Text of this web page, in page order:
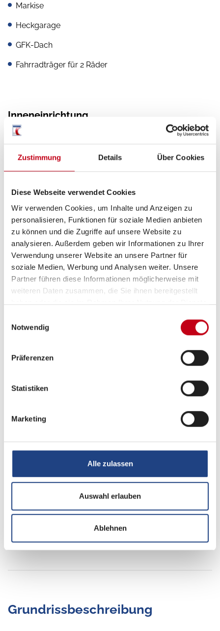
Zustimmung Details Über Cookies
Diese Webseite verwendet Cookies
Wir verwenden Cookies, um Inhalte und Anzeigen zu
personalisieren, Funktionen für soziale Medien anbieten
zu können und die Zugriffe auf unsere Website zu
analysieren. Außerdem geben wir Informationen zu Ihrer
Verwendung unserer Website an unsere Partner für
soziale Medien, Werbung und Analysen weiter. Unsere
Partner führen diese Informationen möglicherweise mit
weiteren Daten zusammen, die Sie ihnen bereitgestellt
haben oder die sie im Rahmen Ihrer Nutzung der Dienste
Notwendig
Präferenzen
Statistiken
Marketing
Alle zulassen
Auswahl erlauben
Ablehnen
Markise
Heckgarage
GFK-Dach
Fahrradträger für 2 Räder
Inneneinrichtung
Bettverbreiterung
Multimedia
Internetrouter
TV
SAT-Anlage
Rückfahrkamera
Android Auto
Radio/Tuner
Sonstiges
Grundrissbeschreibung